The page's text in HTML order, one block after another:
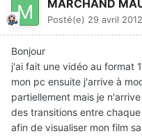
MARCHAND
Posté(e) 29 avril 2012
Bonjour
j'ai fait une vidéo au format
mon pc ensuite j'arrive à
partiellement mais je
des transitions entre
afin de visualiser mon film